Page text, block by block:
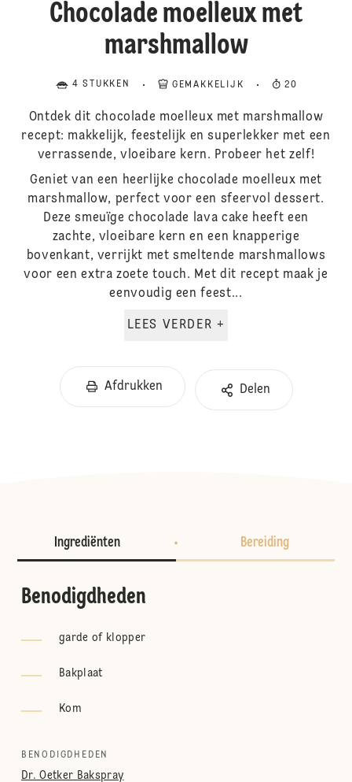
Chocolade moelleux met
marshmallow
4 STUKKEN GEMAKKELIJK 20
Ontdek dit chocolade moelleux met marshmallow
recept: makkelijk, feestelijk en superlekker met een
verrassende, vloeibare kern. Probeer het zelf!
Geniet van een heerlijke chocolade moelleux met
marshmallow, perfect voor een sfeervol dessert.
Deze smeuïge chocolade lava cake heeft een
zachte, vloeibare kern en een knapperige
bovenkant, verrijkt met smeltende marshmallows
voor een extra zoete touch. Met dit recept maak je
eenvoudig een feest...
LEES VERDER +
Afdrukken Delen
Ingrediënten Bereiding
Benodigdheden
garde of klopper
Bakplaat
Kom
BENODIGDHEDEN
Dr. Oetker Bakspray